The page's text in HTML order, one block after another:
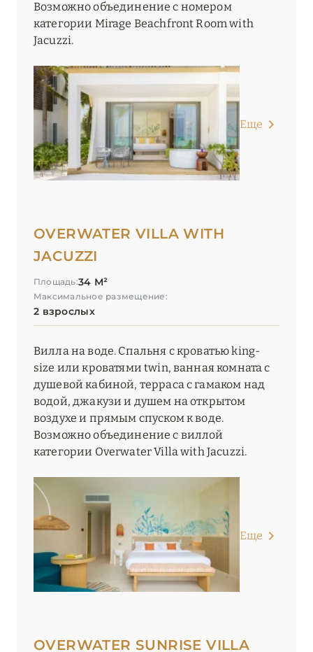
Возможно объединение с номером
категории Mirage Beachfront Room with
Jacuzzi.
Еще
OVERWATER VILLA WITH
JACUZZI
Площадь:34 М²
Максимальное размещение:
2 взрослых
Вилла на воде. Спальня с кроватью king-
size или кроватями twin, ванная комната с
душевой кабиной, терраса с гамаком над
водой, джакузи и душем на открытом
воздухе и прямым спуском к воде.
Возможно объединение с виллой
категории Overwater Villa with Jacuzzi.
Еще
OVERWATER SUNRISE VILLA